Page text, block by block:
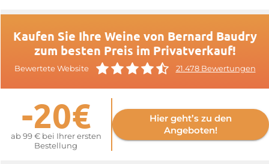
Kaufen Sie Ihre Weine von Bernard Baudry
zum besten Preis im Privatverkauf!
Bewertete Website 21.478 Bewertungen
-20€
ab 99 € bei Ihrer ersten
Bestellung
Hier geht’s zu den
Angeboten!